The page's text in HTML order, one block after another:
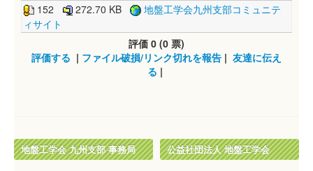
152
272.70 KB
地盤工学会九州支部コミュニテ
ィサイト
評価 0 (0 票)
評価する | ファイル破損/リンク切れを報告 | 友達に伝え
る |
地盤工学会 九州支部 事務局 公益社団法人 地盤工学会